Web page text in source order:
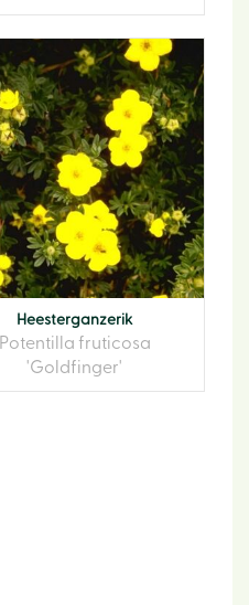
Heesterganzerik
Potentilla fruticosa
'Goldfinger'